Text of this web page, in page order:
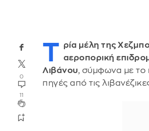
0
11
Τ ρία μέλη της
αεροπορική
Λιβάνου, σύμφωνα με το
πηγές από τις